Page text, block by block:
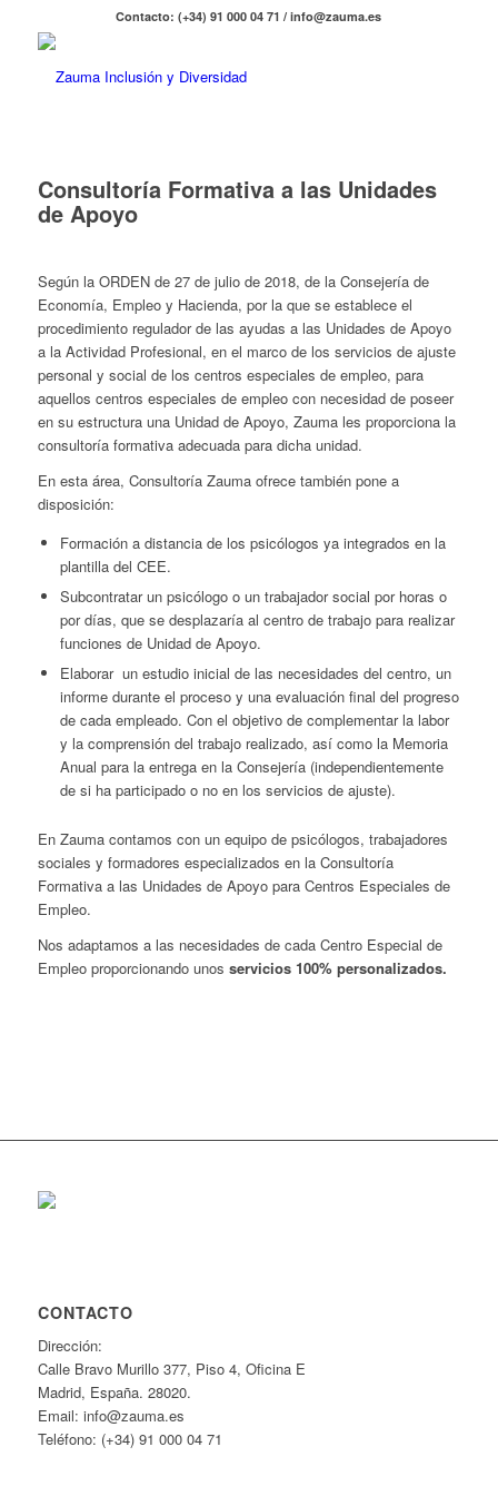
Contacto: (+34) 91 000 04 71 / info@zauma.es
Consultoría Formativa a las Unidades
de Apoyo
Según la ORDEN de 27 de julio de 2018, de la Consejería de
Economía, Empleo y Hacienda, por la que se establece el
procedimiento regulador de las ayudas a las Unidades de Apoyo
a la Actividad Profesional, en el marco de los servicios de ajuste
personal y social de los centros especiales de empleo, para
aquellos centros especiales de empleo con necesidad de poseer
en su estructura una Unidad de Apoyo, Zauma les proporciona la
consultoría formativa adecuada para dicha unidad.
En esta área, Consultoría Zauma ofrece también pone a
disposición:
Formación a distancia de los psicólogos ya integrados en la
plantilla del CEE.
Subcontratar un psicólogo o un trabajador social por horas o
por días, que se desplazaría al centro de trabajo para realizar
funciones de Unidad de Apoyo.
Elaborar un estudio inicial de las necesidades del centro, un
informe durante el proceso y una evaluación final del progreso
de cada empleado. Con el objetivo de complementar la labor
y la comprensión del trabajo realizado, así como la Memoria
Anual para la entrega en la Consejería (independientemente
de si ha participado o no en los servicios de ajuste).
En Zauma contamos con un equipo de psicólogos, trabajadores
sociales y formadores especializados en la Consultoría
Formativa a las Unidades de Apoyo para Centros Especiales de
Empleo.
Nos adaptamos a las necesidades de cada Centro Especial de
Empleo proporcionando unos servicios 100% personalizados.
CONTACTO
Dirección:
Calle Bravo Murillo 377, Piso 4, Oficina E
Madrid, España. 28020.
Email: info@zauma.es
Teléfono: (+34) 91 000 04 71